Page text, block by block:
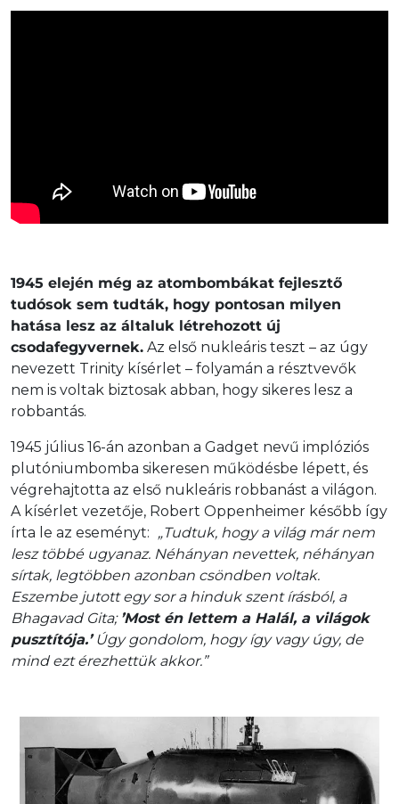
1945 elején még az atombombákat fejlesztő
tudósok sem tudták, hogy pontosan milyen
hatása lesz az általuk létrehozott új
csodafegyvernek. Az első nukleáris teszt – az úgy
nevezett Trinity kísérlet – folyamán a résztvevők
nem is voltak biztosak abban, hogy sikeres lesz a
robbantás.
1945 július 16-án azonban a Gadget nevű implóziós
plutóniumbomba sikeresen működésbe lépett, és
végrehajtotta az első nukleáris robbanást a világon.
A kísérlet vezetője, Robert Oppenheimer később így
írta le az eseményt: „Tudtuk, hogy a világ már nem
lesz többé ugyanaz. Néhányan nevettek, néhányan
sírtak, legtöbben azonban csöndben voltak.
Eszembe jutott egy sor a hinduk szent írásból, a
Bhagavad Gita; ’Most én lettem a Halál, a világok
pusztítója.’Úgy gondolom, hogy így vagy úgy, de
mind ezt érezhettük akkor.”